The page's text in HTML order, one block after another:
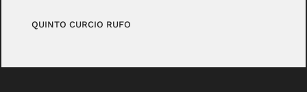
QUINTO CURCIO RUFO